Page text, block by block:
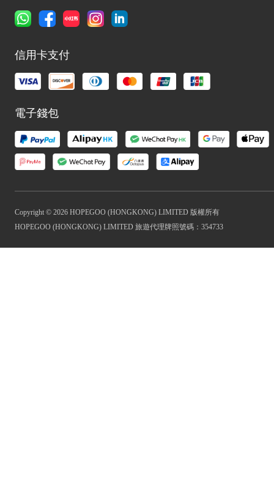
信用卡支付
電子錢包
Copyright © 2026 HOPEGOO (HONGKONG) LIMITED 版權所有
HOPEGOO (HONGKONG) LIMITED 旅遊代理牌照號碼：354733